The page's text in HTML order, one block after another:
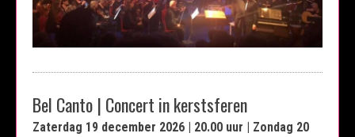
Bel Canto | Concert in kerstsferen
Zaterdag 19 december 2026 | 20.00 uur | Zondag 20